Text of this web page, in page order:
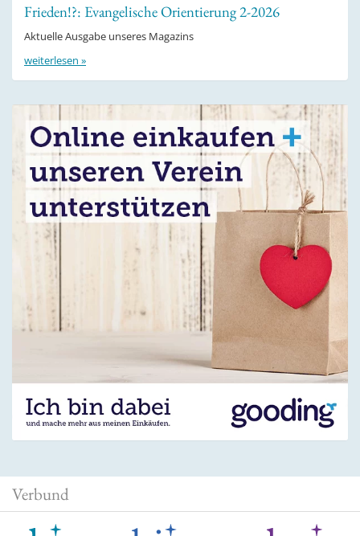
Frieden!?: Evangelische Orientierung 2-2026
Aktuelle Ausgabe unseres Magazins
weiterlesen »
Verbund